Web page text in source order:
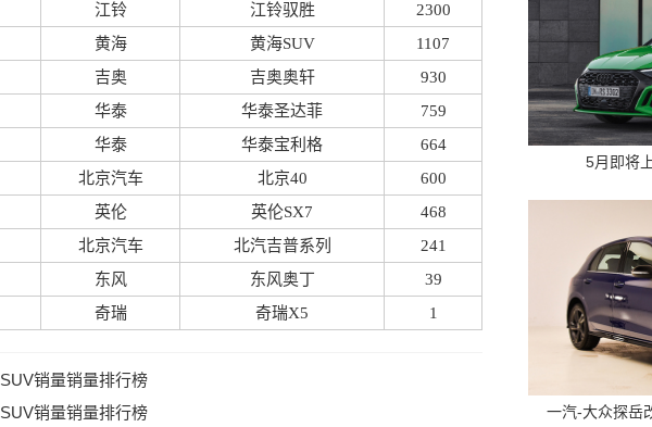
江铃
江铃驭胜
2300
黄海
黄海SUV
1107
吉奥
吉奥奥轩
930
华泰
华泰圣达菲
759
华泰
华泰宝利格
664
北京汽车
北京40
600
英伦
英伦SX7
468
北京汽车
北汽吉普系列
241
东风
东风奥丁
39
奇瑞
奇瑞X5 1
销量销量排行榜
销量销量排行榜
5月即将
一汽-大众探岳